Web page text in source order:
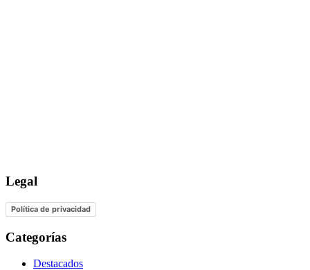
Legal
Política de privacidad
Categorías
Destacados